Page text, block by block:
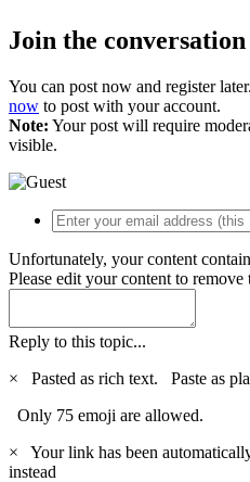
Join the conversation
You can post now and register
now to post with your account.
Note: Your post will require
visible.
Unfortunately, your content
Please edit your content to
Reply to this topic...
×
Pasted as rich text. Paste as
Only 75 emoji are allowed.
×
Your link has been
instead